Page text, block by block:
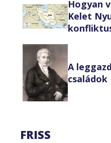
Hogyan
Kelet
A
családok
FRISS